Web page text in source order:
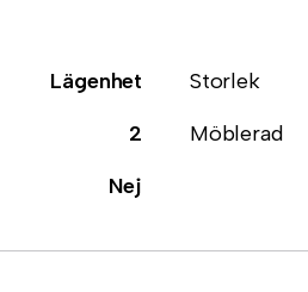
Lägenhet Storlek
2 Möblerad
Nej